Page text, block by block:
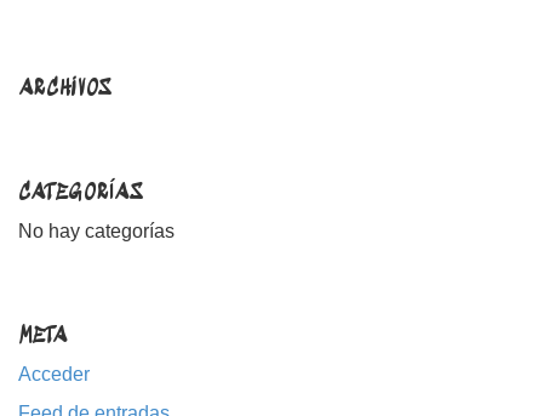
ARCHIVOS
CATEGORÍAS
No hay categorías
META
Acceder